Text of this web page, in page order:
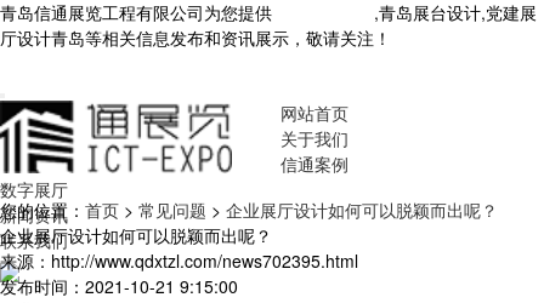
青岛信通展览工程有限公司为您提供
,青岛展台设计,党建展
厅设计青岛等相关信息发布和资讯展示，敬请关注！
网站首页
关于我们
信通案例
数字展厅
新闻资讯
联系我们
您的位置： 首页 > 常见问题 > 企业展厅设计如何可以脱颖而出呢？
企业展厅设计如何可以脱颖而出呢？
来源：http://www.qdxtzl.com/news702395.html
发布时间：2021-10-21 9:15:00